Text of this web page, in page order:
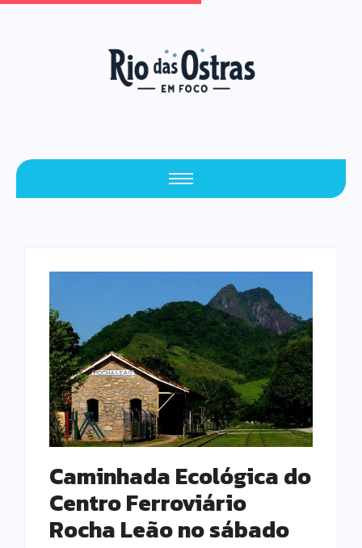
Caminhada Ecológica do
Centro Ferroviário
Rocha Leão no sábado